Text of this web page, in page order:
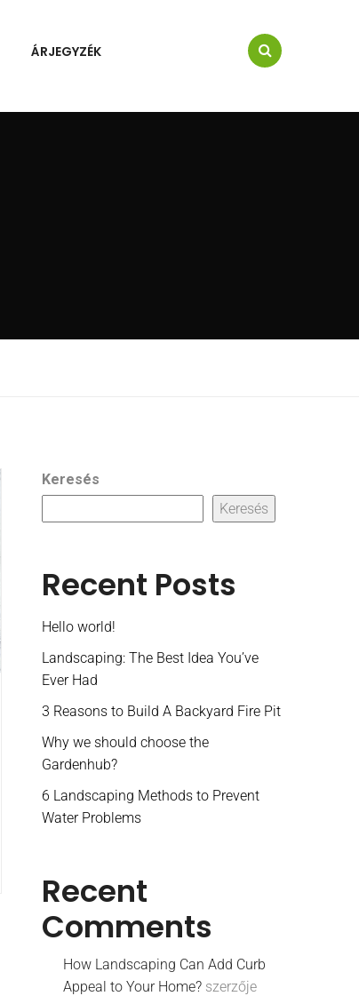
ÁRJEGYZÉK
Keresés
Keresés
Recent Posts
Hello world!
Landscaping: The Best Idea You’ve
Ever Had
3 Reasons to Build A Backyard Fire Pit
Why we should choose the
Gardenhub?
6 Landscaping Methods to Prevent
Water Problems
Recent
Comments
How Landscaping Can Add Curb
Appeal to Your Home? szerzője